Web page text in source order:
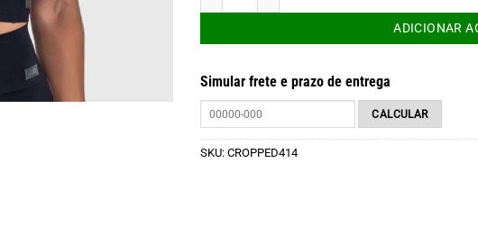
ADICIONAR
Simular frete e prazo de entrega
SKU: CROPPED414